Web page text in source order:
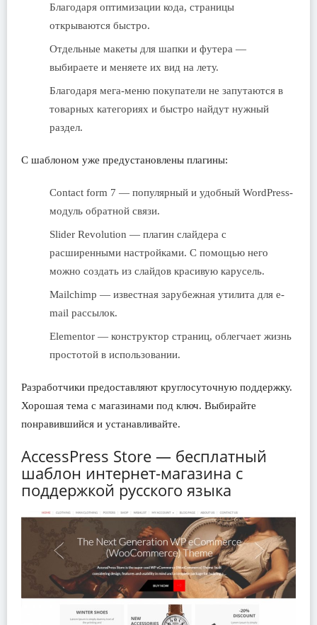
Благодаря оптимизации кода, страницы
открываются быстро.
Отдельные макеты для шапки и футера —
выбираете и меняете их вид на лету.
Благодаря мега-меню покупатели не запутаются в
товарных категориях и быстро найдут нужный
раздел.
С шаблоном уже предустановлены плагины:
Contact form 7 — популярный и удобный WordPress-
модуль обратной связи.
Slider Revolution — плагин слайдера с
расширенными настройками. С помощью него
можно создать из слайдов красивую карусель.
Mailchimp — известная зарубежная утилита для e-
mail рассылок.
Elementor — конструктор страниц, облегчает жизнь
простотой в использовании.
Разработчики предоставляют круглосуточную поддержку.
Хорошая тема с магазинами под ключ. Выбирайте
понравившийся и устанавливайте.
AccessPress Store — бесплатный
шаблон интернет-магазина с
поддержкой русского языка